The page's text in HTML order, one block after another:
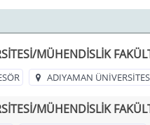
MÜHENDİSLİK
ADIYAMAN
MÜHENDİSLİK